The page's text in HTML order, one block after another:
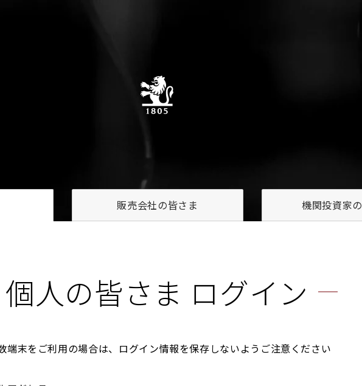
販売会社の皆さま 機関投資家の
個人の皆さま ログイン
端末をご利用の場合は、ログイン情報を保存しないようご注意ください